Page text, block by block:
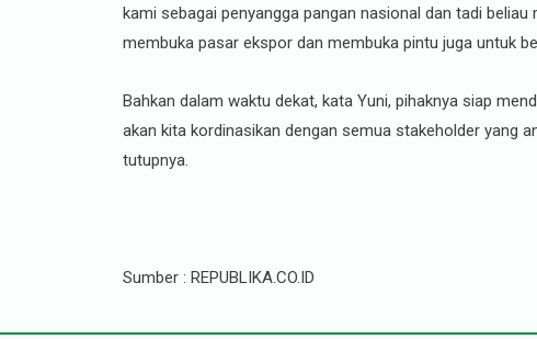
kami sebagai penyangga pangan nasional dan tadi
membuka pasar ekspor dan membuka pintu juga untuk
Bahkan dalam waktu dekat, kata Yuni, pihaknya siap
akan kita kordinasikan dengan semua stakeholder yang
tutupnya.
Sumber : REPUBLIKA.CO.ID